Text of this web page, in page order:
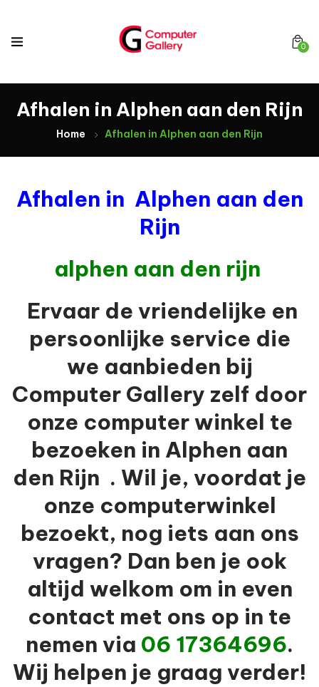
0
Afhalen in Alphen aan den Rijn
Home Afhalen in Alphen aan den Rijn
Afhalen in Alphen aan den
Rijn
alphen aan den rijn
Ervaar de vriendelijke en
persoonlijke service die
we aanbieden bij
Computer Gallery zelf door
onze computer winkel te
bezoeken in Alphen aan
den Rijn . Wil je, voordat je
onze computerwinkel
bezoekt, nog iets aan ons
vragen? Dan ben je ook
altijd welkom om in even
contact met ons op in te
nemen via 06 17364696.
Wij helpen je graag verder!